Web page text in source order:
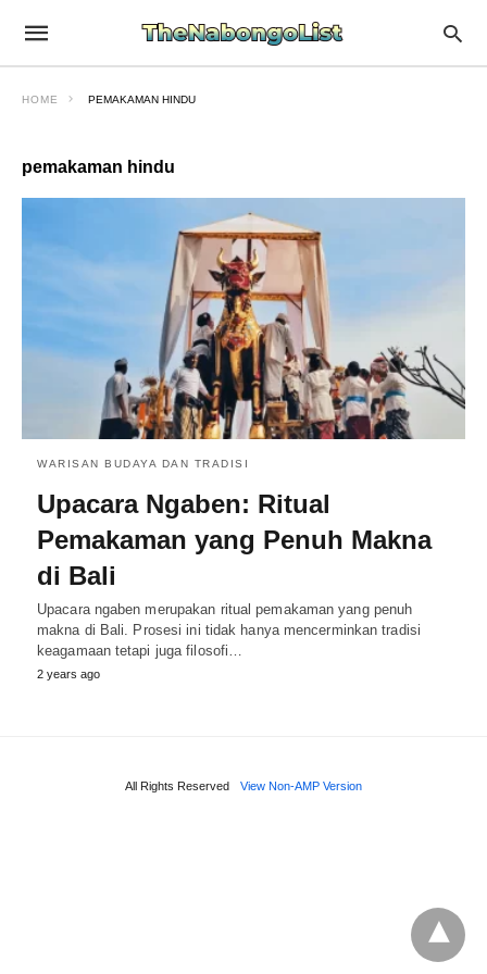
HOME PEMAKAMAN HINDU
pemakaman hindu
WARISAN BUDAYA DAN TRADISI
Upacara Ngaben: Ritual
Pemakaman yang Penuh Makna
di Bali
Upacara ngaben merupakan ritual pemakaman yang penuh
makna di Bali. Prosesi ini tidak hanya mencerminkan tradisi
keagamaan tetapi juga filosofi…
2 years ago
All Rights Reserved View Non-AMP Version